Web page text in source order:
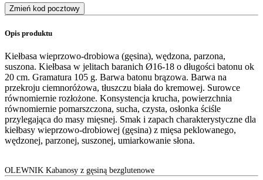
Zmień kod pocztowy
Opis produktu
Kiełbasa wieprzowo-drobiowa (gęsina), wędzona, parzona,
suszona. Kiełbasa w jelitach baranich Ø16-18 o długości batonu ok
20 cm. Gramatura 105 g. Barwa batonu brązowa. Barwa na
przekroju ciemnoróżowa, tłuszczu biała do kremowej. Surowce
równomiernie rozłożone. Konsystencja krucha, powierzchnia
równomiernie pomarszczona, sucha, czysta, osłonka ściśle
przylegająca do masy mięsnej. Smak i zapach charakterystyczne dla
kiełbasy wieprzowo-drobiowej (gęsina) z mięsa peklowanego,
wędzonej, parzonej, suszonej, umiarkowanie słona.
OLEWNIK Kabanosy z gęsiną bezglutenowe